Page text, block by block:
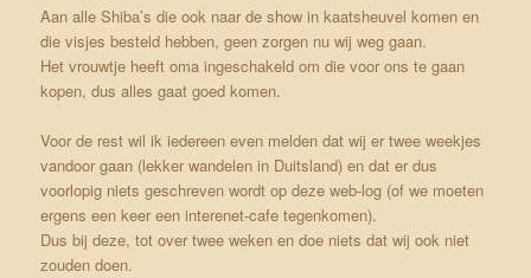
Aan alle Shiba’s die ook naar de show in kaatsheuvel komen en
die visjes besteld hebben, geen zorgen nu wij weg gaan.
Het vrouwtje heeft oma ingeschakeld om die voor ons te gaan
kopen, dus alles gaat goed komen.
Voor de rest wil ik iedereen even melden dat wij er twee weekjes
vandoor gaan (lekker wandelen in Duitsland) en dat er dus
voorlopig niets geschreven wordt op deze web-log (of we moeten
ergens een keer een interenet-cafe tegenkomen).
Dus bij deze, tot over twee weken en doe niets dat wij ook niet
zouden doen.